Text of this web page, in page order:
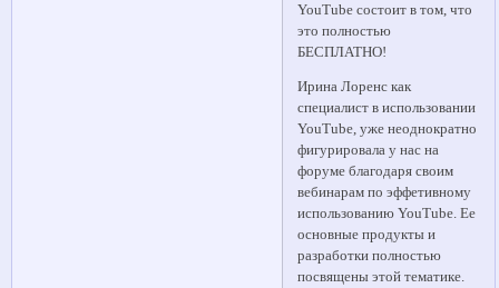
YouTube состоит в том, что
это полностью
БЕСПЛАТНО!
Ирина Лоренс как
специалист в использовании
YouTube, уже неоднократно
фигурировала у нас на
форуме благодаря своим
вебинарам по эффетивному
использованию YouTube. Ее
основные продукты и
разработки полностью
посвящены этой тематике.